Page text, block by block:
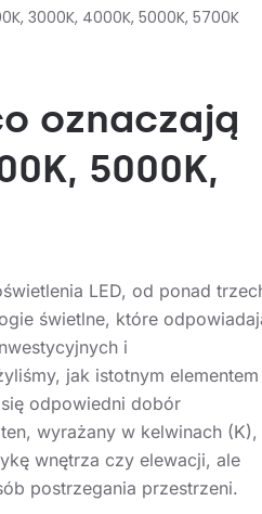
3000K, 4000K, 5000K, 5700K
oznaczają
5000K,
LED, od ponad
świetlne, które
i
jak istotnym elementem
odpowiedni dobór
wyrażany w kelwinach (K),
wnętrza czy elewacji, ale
postrzegania przestrzeni.